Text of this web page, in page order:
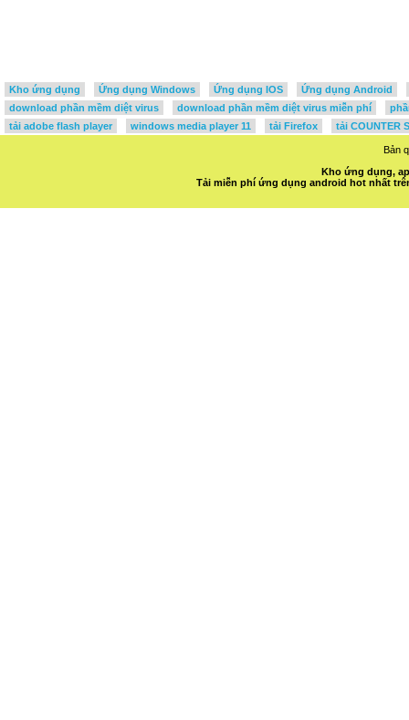
Kho ứng dụng Ứng dụng Windows Ứng dụng IOS
Ứng dụng Android
download phần mềm diệt virus
download phần mềm diệt virus miễn phí
tải adobe flash player
windows media player 11 tải Firefox tải COUNTER
Bản
Kho ứng dụng,
Tải miễn phí ứng dụng android hot nhất